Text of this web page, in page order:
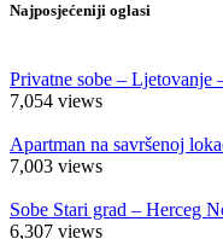
Najposjećeniji oglasi
Privatne sobe – Ljetovanje
7,054 views
Apartman na savršenoj
7,003 views
Sobe Stari grad – Herceg
6,307 views